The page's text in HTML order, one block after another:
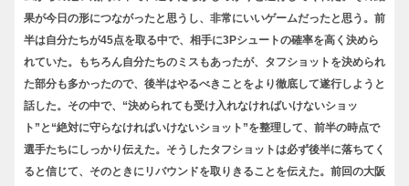
果が今日の形につながったと思うし、非常にいいゲームだったと思う。前
半は自分たちが45点を取る中で、相手に3Pシュートの確率を高く決めら
れていた。もちろん自分たちのミスもあったが、タフショットを決められ
た部分も多かったので、後半はやるべきことをより徹底して遂行しようと
話した。その中で、“決められても受け入れなければいけないショッ
ト”と“絶対に守らなければいけないショット”を整理して、前半の時点で
選手たちにしっかり伝えた。そうしたタフショットは必ず後半に落ちてく
ると信じて、そのときにリバウンドを取りきることを伝えた。前回の大阪